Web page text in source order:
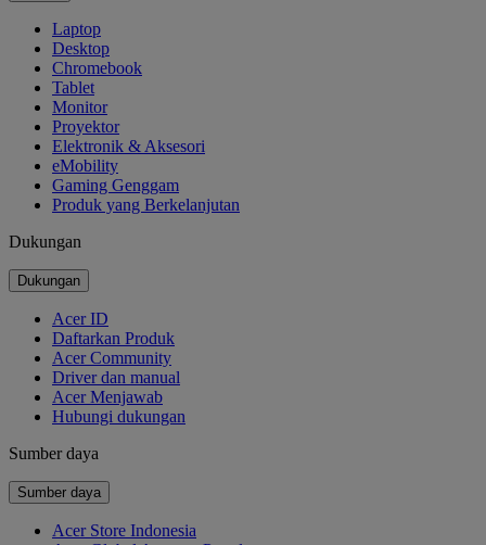
Laptop
Desktop
Chromebook
Tablet
Monitor
Proyektor
Elektronik & Aksesori
eMobility
Gaming Genggam
Produk yang Berkelanjutan
Dukungan
Dukungan
Acer ID
Daftarkan Produk
Acer Community
Driver dan manual
Acer Menjawab
Hubungi dukungan
Sumber daya
Sumber daya
Acer Store Indonesia